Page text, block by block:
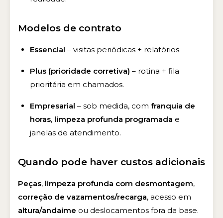
Modelos de contrato
Essencial – visitas periódicas + relatórios.
Plus (prioridade corretiva) – rotina + fila
prioritária em chamados.
Empresarial – sob medida, com franquia de
horas, limpeza profunda programada e
janelas de atendimento.
Quando pode haver custos adicionais
Peças, limpeza profunda com desmontagem,
correção de vazamentos/recarga, acesso em
altura/andaime ou deslocamentos fora da base.